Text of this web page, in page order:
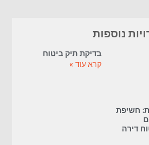
נוספות
חשיפת
דירה
בדיקת תיק ביטוח
קרא עוד »